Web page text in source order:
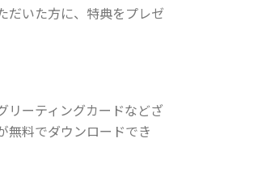
だいた方に、特典をプレゼ
リーティングカードなどざ
無料でダウンロードでき